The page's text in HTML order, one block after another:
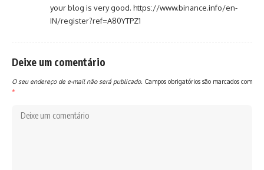
your blog is very good. https://www.binance.info/en-
IN/register?ref=A80YTPZ1
Deixe um comentário
O seu endereço de e-mail não será publicado. Campos obrigatórios são marcados com
*